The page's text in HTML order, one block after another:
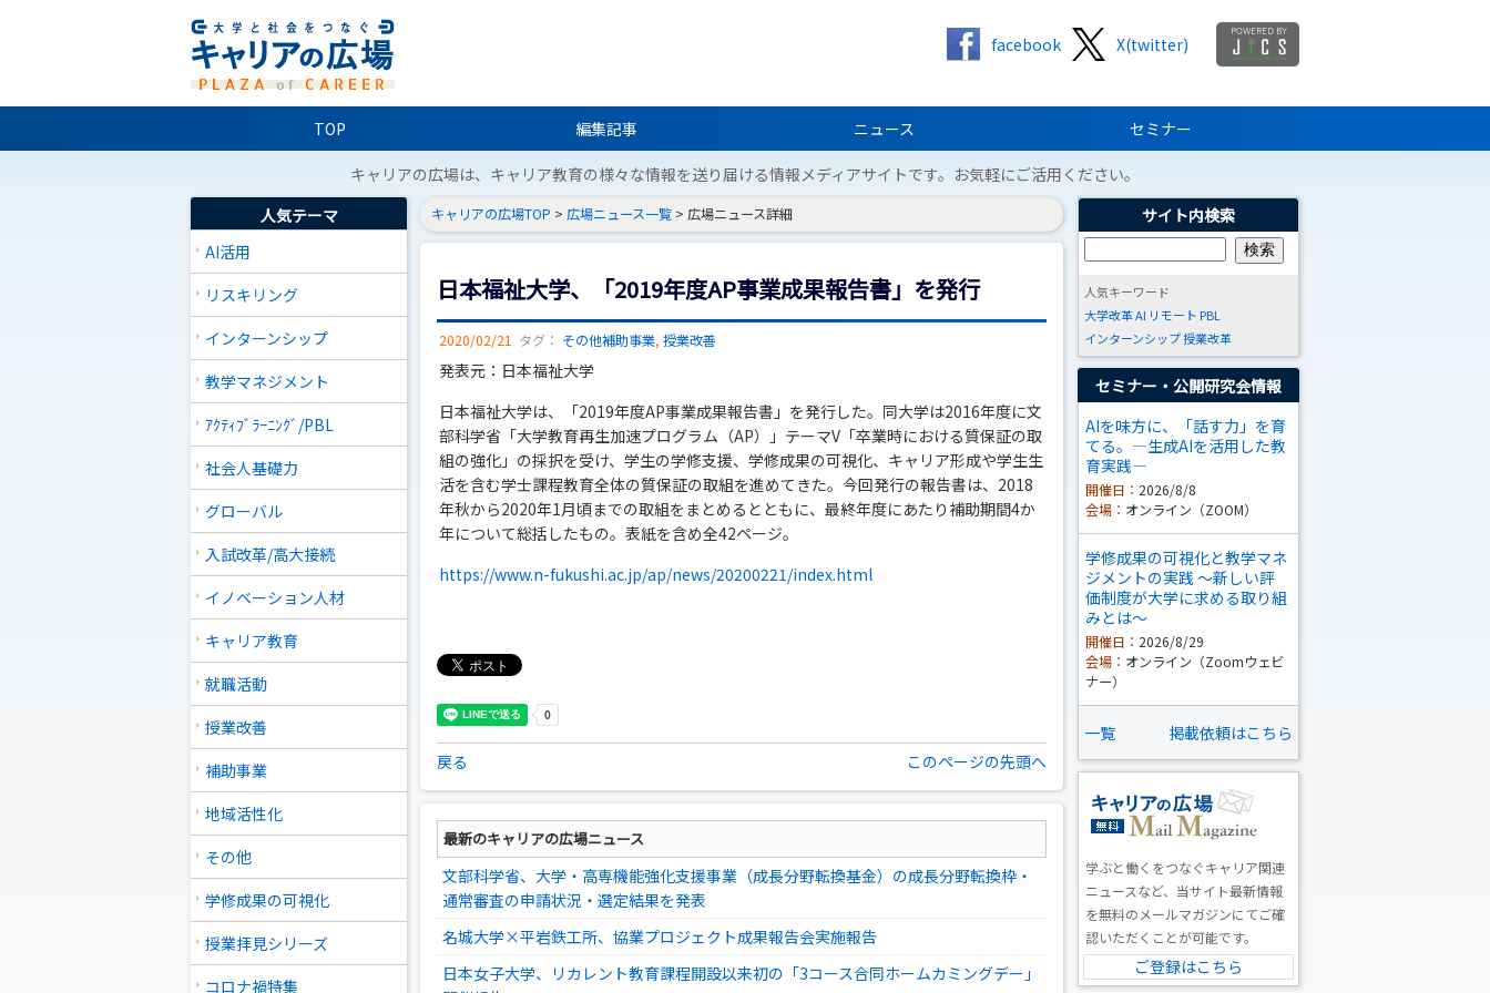
X(twitter)
facebook
TOP 編集記事 ニュース セミナー
キャリアの広場は、キャリア教育の様々な情報を送り届ける情報メディアサイトです。お気軽にご活用ください。
人気テーマ
AI活用
リスキリング
インターンシップ
教学マネジメント
ｱｸﾃｨﾌﾞﾗｰﾆﾝｸﾞ/PBL
社会人基礎力
グローバル
入試改革/高大接続
イノベーション人材
キャリア教育
就職活動
授業改善
補助事業
地域活性化
その他
学修成果の可視化
授業拝見シリーズ
コロナ禍特集
キャリアの広場TOP > 広場ニュース一覧 > 広場ニュース詳細
日本福祉大学、「2019年度AP事業成果報告書」を発行
2020/02/21 タグ： その他補助事業, 授業改善
発表元：日本福祉大学
日本福祉大学は、「2019年度AP事業成果報告書」を発行した。同大学は2016年度に文
部科学省「大学教育再生加速プログラム（AP）」テーマV「卒業時における質保証の取
組の強化」の採択を受け、学生の学修支援、学修成果の可視化、キャリア形成や学生生
活を含む学士課程教育全体の質保証の取組を進めてきた。今回発行の報告書は、2018
年秋から2020年1月頃までの取組をまとめるとともに、最終年度にあたり補助期間4か
年について総括したもの。表紙を含め全42ページ。
https://www.n-fukushi.ac.jp/ap/news/20200221/index.html
戻る このページの先頭へ
最新のキャリアの広場ニュース
文部科学省、大学・高専機能強化支援事業（成長分野転換基金）の成長分野転換枠・
通常審査の申請状況・選定結果を発表
名城大学×平岩鉄工所、協業プロジェクト成果報告会実施報告
日本女子大学、リカレント教育課程開設以来初の「3コース合同ホームカミングデー」
サイト内検索
人気キーワード
大学改革AI リモート PBL
インターンシップ授業改革
セミナー・公開研究会情報
AIを味方に、「話す力」を育
てる。―生成AIを活用した教
育実践―
開催日： 2026/8/8
会場： オンライン（ZOOM）
学修成果の可視化と教学マネ
ジメントの実践 ～新しい評
価制度が大学に求める取り組
みとは～
開催日： 2026/8/29
会場： オンライン（Zoomウェビ
ナー）
一覧 掲載依頼はこちら
学ぶと働くをつなぐキャリア関連
ニュースなど、当サイト最新情報
を無料のメールマガジンにてご確
認いただくことが可能です。
ご登録はこちら